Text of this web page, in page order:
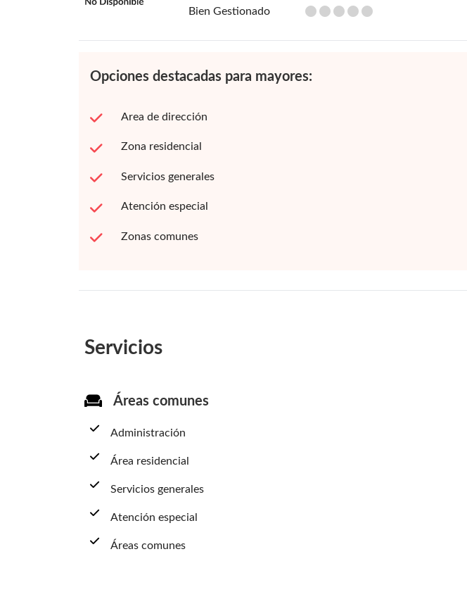
Bien Gestionado
Opciones destacadas para mayores:
Area de dirección
Zona residencial
Servicios generales
Atención especial
Zonas comunes
Servicios
Áreas comunes
Administración
Área residencial
Servicios generales
Atención especial
Áreas comunes